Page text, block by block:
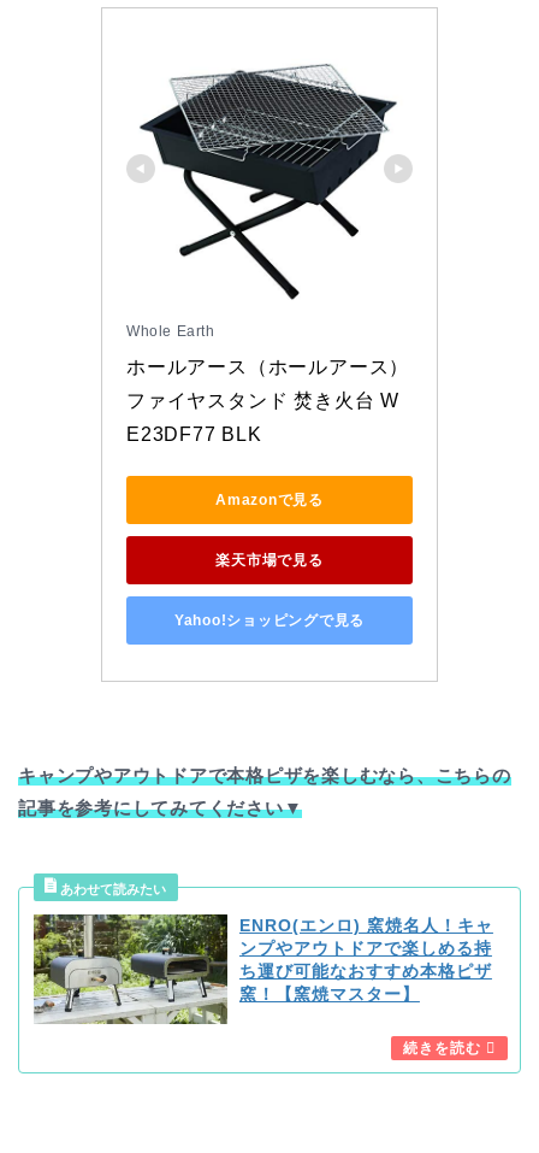
Whole Earth
ホールアース（ホールアース）
ファイヤスタンド 焚き火台 W
E23DF77 BLK
Amazonで見る
楽天市場で見る
Yahoo!ショッピングで見る
キャンプやアウトドアで本格ピザを楽しむなら、こちらの
記事を参考にしてみてください▼
ENRO(エンロ) 窯焼名人！キャ
ンプやアウトドアで楽しめる持
ち運び可能なおすすめ本格ピザ
窯！【窯焼マスター】